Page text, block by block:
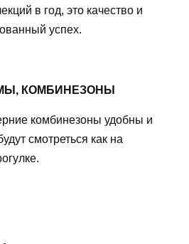
в год, это качество и
успех.
КОМБИНЕЗОНЫ
комбинезоны удобны и
смотреться как на